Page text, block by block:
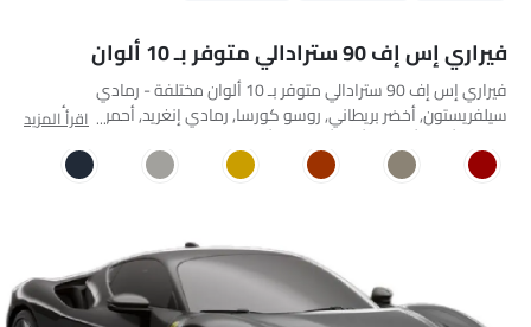
فيراري إس إف 90 سترادالي متوفر بـ 10 ألوان
فيراري إس إف 90 سترادالي متوفر بـ 10 ألوان مختلفة - رمادي
سيلفريستون, أخضر بريطاني, روسو كورسا, رمادي إنغريد, أحمر دينو, أصفر
مودينا, أبيض أفوس, أزرق أونيكس, أسود, Gray Ghost Metallic.
اقرأ المزيد